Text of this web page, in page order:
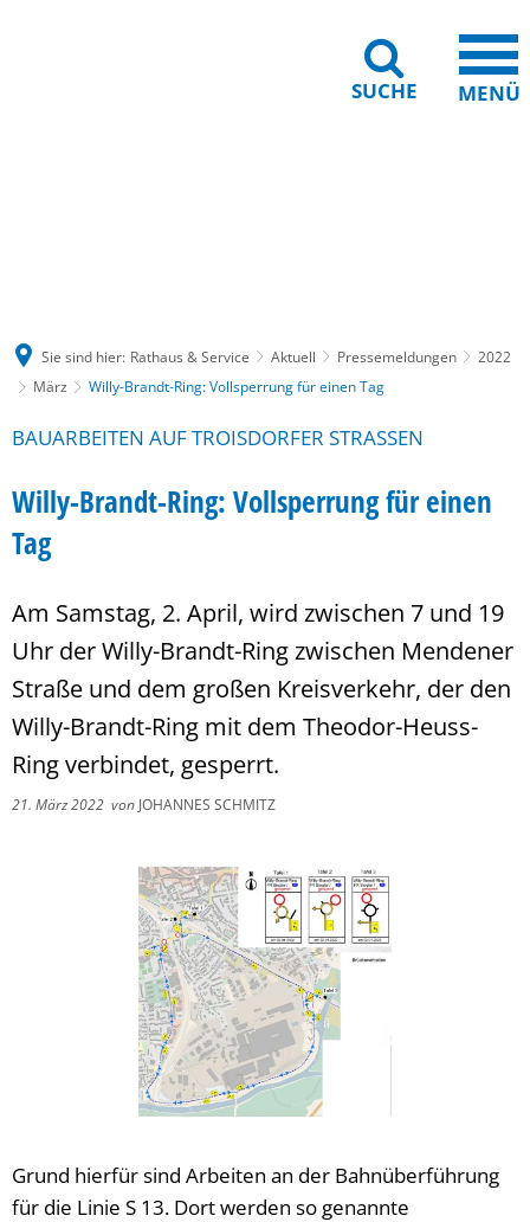
SUCHE MENÜ
Sie sind hier: Rathaus & Service Aktuell Pressemeldungen
2022
März
Willy-Brandt-Ring: Vollsperrung für einen Tag
BAUARBEITEN AUF TROISDORFER STRASSEN
Willy-Brandt-Ring: Vollsperrung für einen
Tag
Am Samstag, 2. April, wird zwischen 7 und 19
Uhr der Willy-Brandt-Ring zwischen Mendener
Straße und dem großen Kreisverkehr, der den
Willy-Brandt-Ring mit dem Theodor-Heuss-
Ring verbindet, gesperrt.
21. März 2022 von JOHANNES SCHMITZ
Grund hierfür sind Arbeiten an der Bahnüberführung
für die Linie S 13. Dort werden so genannte